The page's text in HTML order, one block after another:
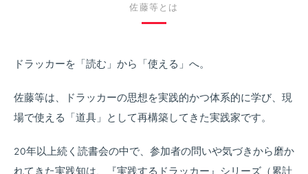
佐藤等とは
ドラッカーを「読む」から「使える」へ。
佐藤等は、ドラッカーの思想を実践的かつ体系的に学び、現
場で使える「道具」として再構築してきた実践家です。
20年以上続く読書会の中で、参加者の問いや気づきから磨か
れてきた実践知は、『実践するドラッカー』シリーズ（累計